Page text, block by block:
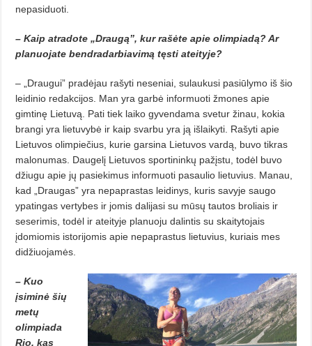
nepasiduoti.
– Kaip atradote „Draugą”, kur rašėte apie olimpiadą? Ar
planuojate bendradarbiavimą tęsti ateityje?
– „Draugui” pradėjau rašyti neseniai, sulaukusi pasiūlymo iš šio
leidinio redakcijos. Man yra garbė informuoti žmones apie
gimtinę Lietuvą. Pati tiek laiko gyvendama svetur žinau, kokia
brangi yra lietuvybė ir kaip svarbu yra ją išlaikyti. Rašyti apie
Lietuvos olimpiečius, kurie garsina Lietuvos vardą, buvo tikras
malonumas. Daugelį Lietuvos sportininkų pažįstu, todėl buvo
džiugu apie jų pasiekimus informuoti pasaulio lietuvius. Manau,
kad „Draugas” yra nepaprastas leidinys, kuris savyje saugo
ypatingas vertybes ir jomis dalijasi su mūsų tautos broliais ir
seserimis, todėl ir ateityje planuoju dalintis su skaitytojais
įdomiomis istorijomis apie nepaprastus lietuvius, kuriais mes
didžiuojamės.
– Kuo
įsiminė šių
metų
olimpiada
Rio, kas